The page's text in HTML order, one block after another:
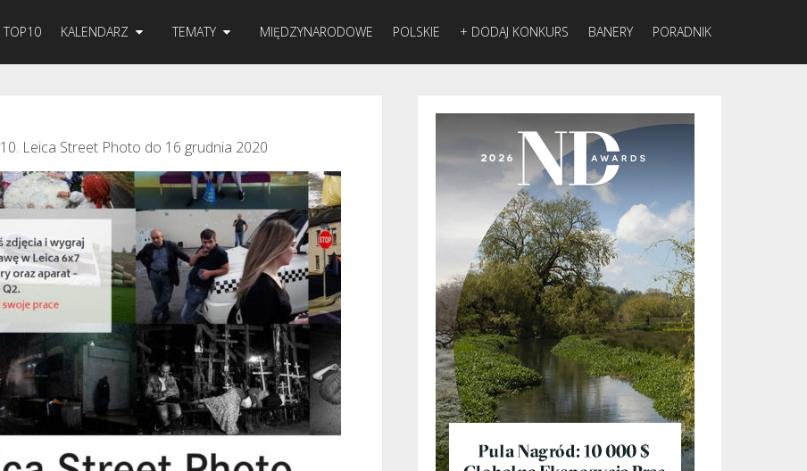
TOP10 KALENDARZ TEMATY MIĘDZYNARODOWE POLSKIE + DODAJ KONKURS BANERY PORADNIK
10. Leica Street Photo do 16 grudnia 2020